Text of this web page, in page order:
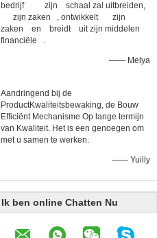
bedrijf zijn schaal zal uitbreiden,
zijn zaken , ontwikkelt zijn
zaken en breidt uit zijn middelen
financiële .
—— Melya
Aandringend bij de
ProductKwaliteitsbewaking, de Bouw
Efficiënt Mechanisme Op lange termijn
van Kwaliteit. Het is een genoegen om
met u samen te werken.
—— Yuilly
Ik ben online Chatten Nu